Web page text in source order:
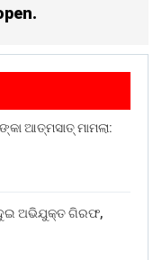
ଆତ୍ମସାତ୍ ମାମଲା:
ଦୁଇ ଅଭିଯୁକ୍ତ ଗିରଫ,